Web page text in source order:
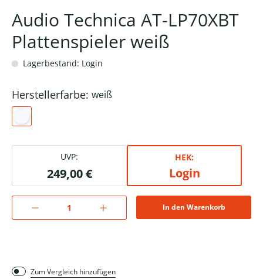
Audio Technica AT-LP70XBT
Plattenspieler weiß
Lagerbestand: Login
Herstellerfarbe: weiß
UVP:
249,00 €
HEK:
Login
In den Warenkorb
Zum Vergleich hinzufügen